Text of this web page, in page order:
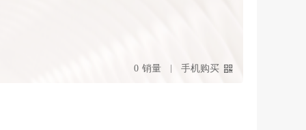
0 销量 手机购买